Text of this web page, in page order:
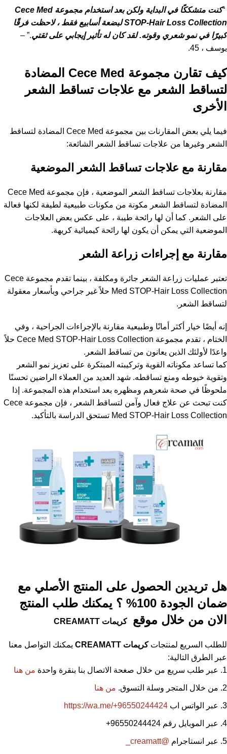
“
كنت متشككًا في البداية ولكن بعد استخدام مجموعة Cece Med
STOP-Hair Loss Collection لبضعة أسابيع فقط ، لاحظت فرقًا
كبيرًا في نمو شعري وقوته. لقد كان له تأثير إيجابي على ثقتي.” –
يوسف ، 45.
كيف تقارن مجموعة Cece Med المضادة
لتساقط الشعر مع علاجات تساقط الشعر
الأخرى
فيما يلي بعض المقارنات بين مجموعة Cece Med المضادة لتساقط
الشعر وغيرها من علاجات تساقط الشعر الشائعة:
مقارنة مع علاجات تساقط الشعر الموضعية
مقارنة بعلاجات تساقط الشعر الموضعية ، فإن مجموعة Cece Med
المضادة لتساقط الشعر مكونة من مكونات طبيعية لطيفة لكنها فعالة
على الشعر. كما أن لها رائحة طيبة ، على عكس بعض العلاجات
الموضعية التي يمكن أن يكون لها رائحة كيميائية كريهة.
مقارنة مع إجراءات زراعة الشعر
تعتبر عمليات زراعة الشعر جائرة ومكلفة ، بينما تقدم مجموعة Cece
Med STOP-Hair Loss Collection حلاً غير جراحي وبأسعار معقولة
لتساقط الشعر.
إنه أيضًا خيار أكثر أمانًا وطبيعية مقارنة بالإجراءات الجراحية ، وفي
الختام ، تقدم مجموعة Cece Med STOP-Hair Loss Collection حلاً
واعدًا لأولئك الذين يعانون من تساقط الشعر.
كما تساعد مكوناته القوية وتركيبته المبتكرة على تعزيز نمو الشعر
وتقوية خيوطه ومنع تساقطه. شهد العديد من العملاء الراضين تحسنًا
ملحوظًا في صحة شعرهم ومظهره بعد استخدام هذه المجموعة. إذا
كنت تبحث عن علاج فعال وآمن لتساقط الشعر ، فإن مجموعة Cece
Med STOP-Hair Loss Collection تستحق الدراسة بالتأكيد.
هل تريدين الحصول على المنتج الأصلي مع
ضمان الجودة 100% ؟ يمكنك طلب المنتج
الان من خلال موقع
كريمات CREAMATT
للطلب السريع لمنتجاتكريمات CREAMATT يمكنك التواصل معنا
عبر الطرق التالية:
عبر طلب سريع من خلال صغحة الاتصال بنا بنقرة واحدة من هنا
من خلال المتجر وسلة التسوق. من هنا
عبر الواتس اب https://wa.me/+96550244424
عبر الموبايل رقم 96550244424 +
عبر انستاجرام @creamatt_